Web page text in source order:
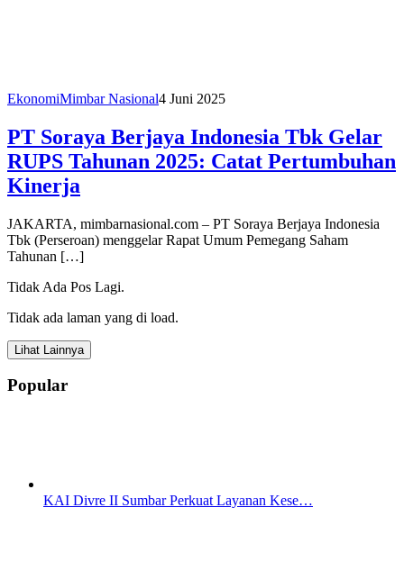
EkonomiMimbar Nasional4 Juni 2025
PT Soraya Berjaya Indonesia Tbk Gelar
RUPS Tahunan 2025: Catat Pertumbuhan
Kinerja
JAKARTA, mimbarnasional.com – PT Soraya Berjaya Indonesia
Tbk (Perseroan) menggelar Rapat Umum Pemegang Saham
Tahunan […]
Tidak Ada Pos Lagi.
Tidak ada laman yang di load.
Lihat Lainnya
Popular
KAI Divre II Sumbar Perkuat Layanan Kese…